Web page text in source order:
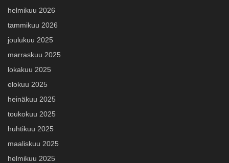
helmikuu 2026
tammikuu 2026
joulukuu 2025
marraskuu 2025
lokakuu 2025
elokuu 2025
heinäkuu 2025
toukokuu 2025
huhtikuu 2025
maaliskuu 2025
helmikuu 2025